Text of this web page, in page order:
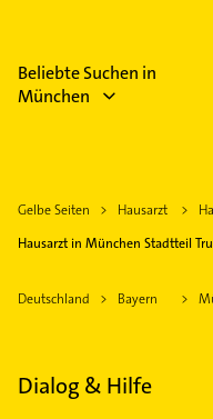
Beliebte Suchen in
München
Gelbe Seiten Hausarzt
Hausarzt in München Stadtteil
Deutschland Bayern
Dialog & Hilfe